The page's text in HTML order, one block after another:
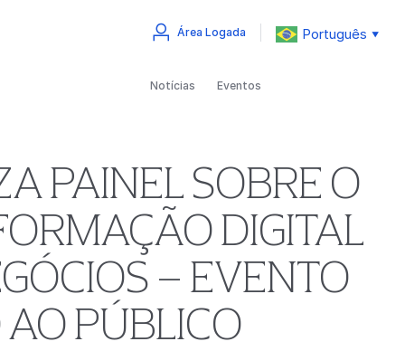
Área Logada Português ▼
Notícias Eventos
PAINEL SOBRE O
DIGITAL
– EVENTO
PÚBLICO